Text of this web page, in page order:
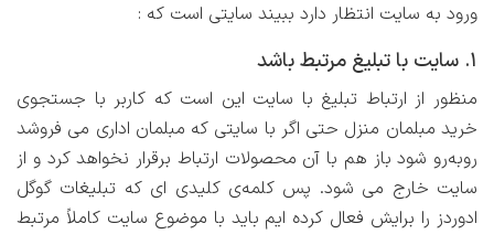
ورود به سایت انتظار دارد ببیند سایتی است که :
1. سایت با تبلیغ مرتبط باشد
منظور از ارتباط تبلیغ با سایت این است که کاربر با جستجوی
خرید مبلمان منزل حتی اگر با سایتی که مبلمان اداری می فروشد
روبه‌رو شود باز هم با آن محصولات ارتباط برقرار نخواهد کرد و از
سایت خارج می شود. پس کلمه‌ی کلیدی ای که تبلیغات گوگل
ادوردز را برایش فعال کرده ایم باید با موضوع سایت کاملاً مرتبط